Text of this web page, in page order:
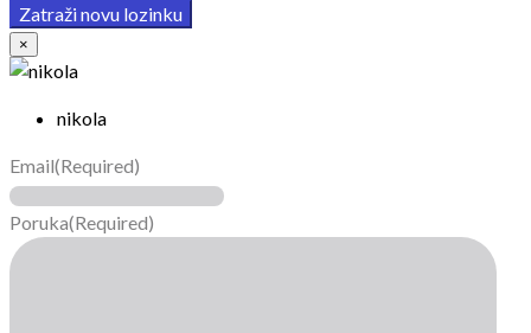
Zatraži novu lozinku
×
nikola
Email(Required)
Poruka(Required)